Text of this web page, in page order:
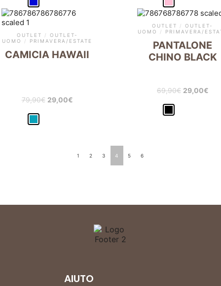
OUTLET /
OUTLET-
UOMO
/ PRIMAVERA/
PANTALONE
CHINO BLACK
69,90€ 29,00€
OUTLET /
OUTLET-
UOMO
/ PRIMAVERA/ESTATE
CAMICIA HAWAII
79,90€ 29,00€
1 2 3 4 5 6
AIUTO